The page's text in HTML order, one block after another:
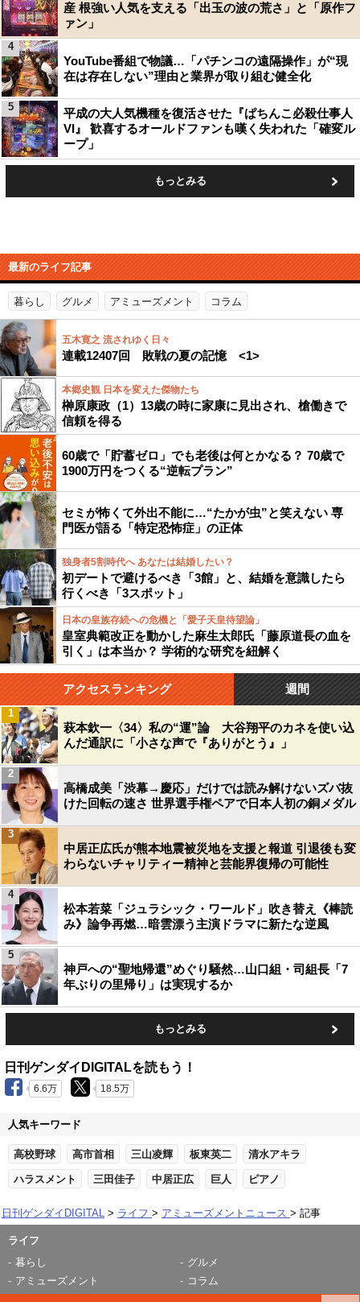
産 根強い人気を支える「出玉の波の荒さ」と「原作フ
ァン」
YouTube番組で物議…「パチンコの遠隔操作」が“現
在は存在しない”理由と業界が取り組む健全化
4
平成の大人気機種を復活させた『ぱちんこ必殺仕事人
VI』 歓喜するオールドファンも嘆く失われた「確変ル
ープ」
5
もっとみる
最新のライフ記事
暮らし グルメ アミューズメント コラム
五木寛之 流されゆく日々
連載12407回 敗戦の夏の記憶 <1>
本郷史観 日本を変えた傑物たち
榊原康政（1）13歳の時に家康に見出され、槍働きで
信頼を得る
60歳で「貯蓄ゼロ」でも老後は何とかなる？ 70歳で
1900万円をつくる“逆転プラン”
セミが怖くて外出不能に…“たかが虫”と笑えない 専
門医が語る「特定恐怖症」の正体
独身者5割時代へ あなたは結婚したい？
初デートで避けるべき「3館」と、結婚を意識したら
行くべき「3スポット」
日本の皇族存続への危機と「愛子天皇待望論」
皇室典範改正を動かした麻生太郎氏「藤原道長の血を
引く」は本当か？ 学術的な研究を紐解く
アクセスランキング 週間
萩本欽一〈34〉私の“運”論 大谷翔平のカネを使い込
んだ通訳に「小さな声で『ありがとう』」
1
高橋成美「渋幕→慶応」だけでは読み解けないズバ抜
けた回転の速さ 世界選手権ペアで日本人初の銅メダル
2
中居正広氏が熊本地震被災地を支援と報道 引退後も変
わらないチャリティー精神と芸能界復帰の可能性
3
松本若菜「ジュラシック・ワールド」吹き替え《棒読
み》論争再燃…暗雲漂う主演ドラマに新たな逆風
4
神戸への“聖地帰還”めぐり騒然…山口組・司組長「7
年ぶりの里帰り」は実現するか
5
もっとみる
日刊ゲンダイDIGITALを読もう！
6.6万 18.5万
人気キーワード
高校野球 高市首相 三山凌輝 板東英二 清水アキラ
ハラスメント 三田佳子 中居正広 巨人 ピアノ
日刊ゲンダイDIGITAL ライフ アミューズメントニュース 記事
ライフ
暮らし
グルメ
アミューズメント
コラム